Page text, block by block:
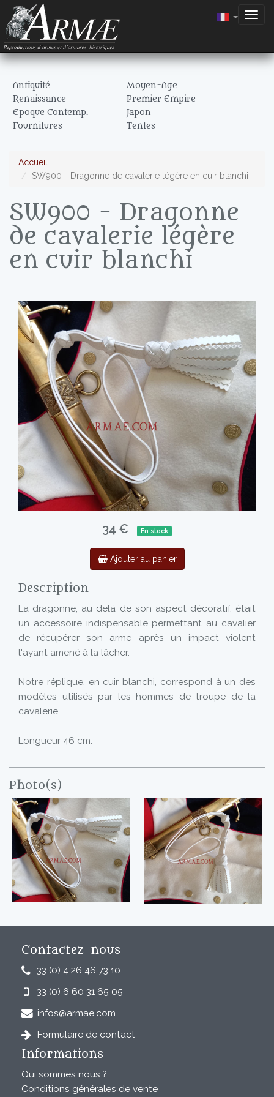
Antiquité
Moyen-Age
Renaissance
Premier Empire
Epoque Contemp.
Japon
Fournitures
Tentes
Accueil
SW900 - Dragonne de cavalerie légère en cuir blanchi
SW900 - Dragonne
de cavalerie légère
en cuir blanchi
34 € En stock
Ajouter au panier
Description
La dragonne, au delà de son aspect décoratif, était
un accessoire indispensable permettant au cavalier
de récupérer son arme après un impact violent
l'ayant amené à la lâcher.
Notre réplique, en cuir blanchi, correspond à un des
modèles utilisés par les hommes de troupe de la
cavalerie.
Longueur 46 cm.
Photo(s)
Contactez-nous
33 (0) 4 26 46 73 10
33 (0) 6 60 31 65 05
infos@armae.com
Formulaire de contact
Informations
Qui sommes nous ?
Conditions générales de vente